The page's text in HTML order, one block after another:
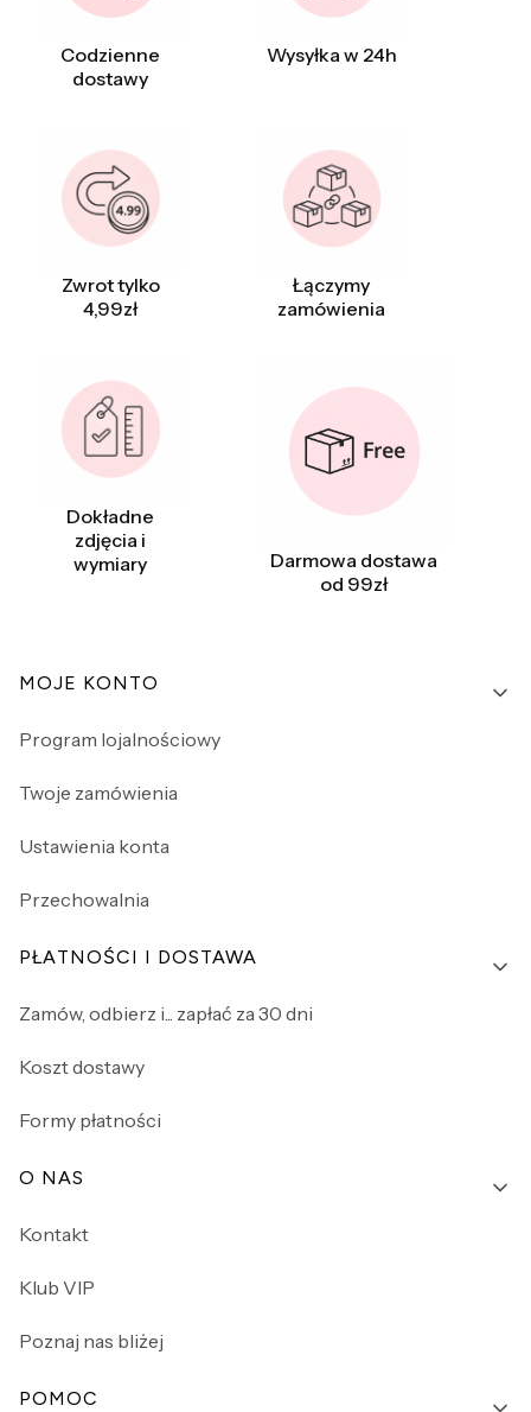
Codzienne
dostawy
Wysyłka w 24h
Zwrot tylko
4,99zł
Łączymy
zamówienia
Dokładne
zdjęcia i
wymiary
Darmowa dostawa
od 99zł
Linki w stopce
MOJE KONTO
Program lojalnościowy
Twoje zamówienia
Ustawienia konta
Przechowalnia
PŁATNOŚCI I DOSTAWA
Zamów, odbierz i... zapłać za 30 dni
Koszt dostawy
Formy płatności
O NAS
Kontakt
Klub VIP
Poznaj nas bliżej
POMOC